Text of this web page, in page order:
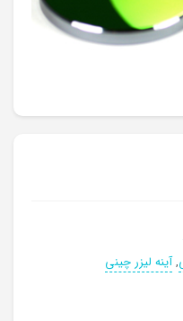
,آینه لیزر چینی